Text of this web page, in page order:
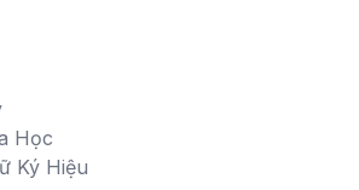
Học
Ký Hiệu